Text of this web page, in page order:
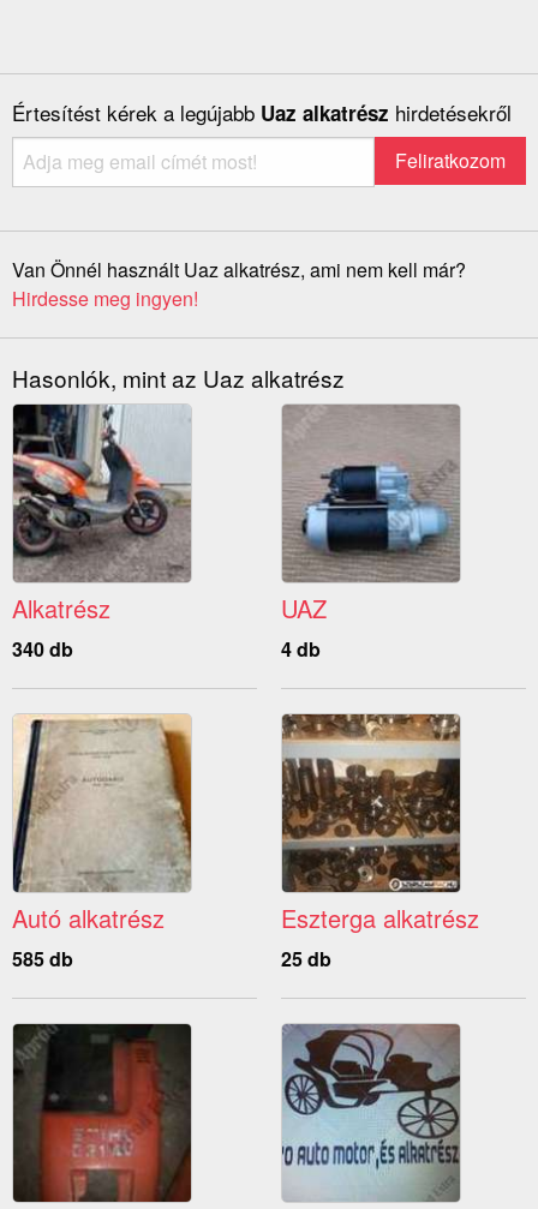
Értesítést kérek a legújabb Uaz alkatrész hirdetésekről
Van Önnél használt Uaz alkatrész, ami nem kell már?
Hirdesse meg ingyen!
Hasonlók, mint az Uaz alkatrész
Alkatrész
340 db
UAZ
4 db
Autó alkatrész
585 db
Eszterga alkatrész
25 db